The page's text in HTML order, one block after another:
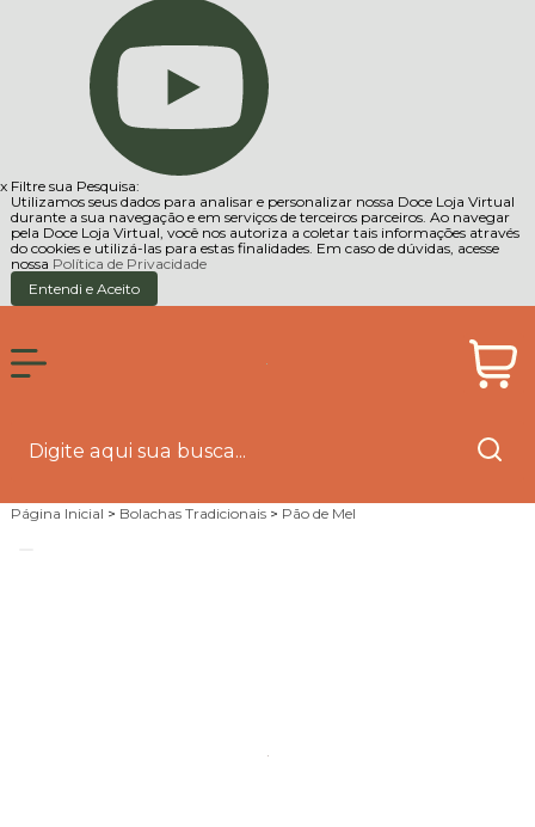
x Filtre sua Pesquisa:
Utilizamos seus dados para analisar e personalizar nossa Doce Loja Virtual
durante a sua navegação e em serviços de terceiros parceiros. Ao navegar
pela Doce Loja Virtual, você nos autoriza a coletar tais informações através
do cookies e utilizá-las para estas finalidades. Em caso de dúvidas, acesse
nossa Política de Privacidade
Entendi e Aceito
Página Inicial > Bolachas Tradicionais > Pão de Mel